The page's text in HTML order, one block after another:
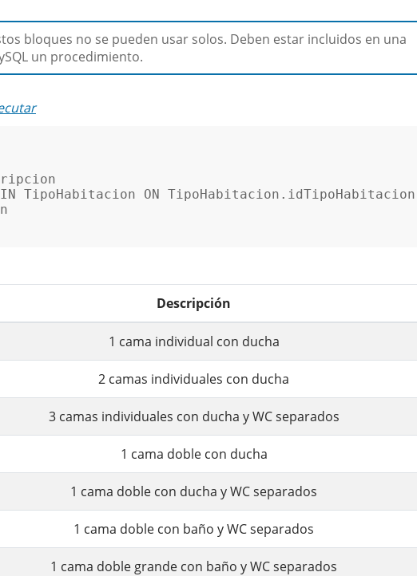
bloques no se pueden usar solos. Deben estar incluidos en una
un procedimiento.
TipoHabitacion ON TipoHabitacion.idTipoHabitacion
Descripción
1 cama individual con ducha
2 camas individuales con ducha
3 camas individuales con ducha y WC separados
1 cama doble con ducha
1 cama doble con ducha y WC separados
1 cama doble con baño y WC separados
1 cama doble grande con baño y WC separados